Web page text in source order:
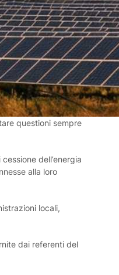
questioni sempre
dell’energia
alla loro
locali,
dai referenti del